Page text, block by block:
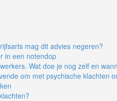
mag dit advies negeren?
in een notendop
Wat doe je nog zelf en
om met psychische klachten